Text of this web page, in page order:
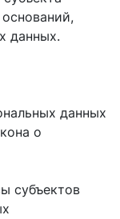
данных.
данных
о
субъектов